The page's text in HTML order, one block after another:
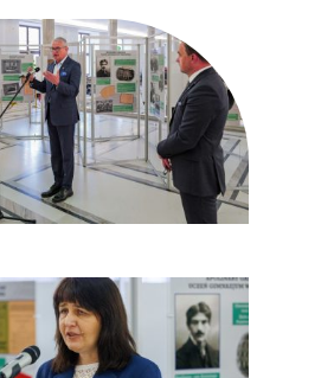
powiększenie zdjęcia w
powiększenie zdjęcia w